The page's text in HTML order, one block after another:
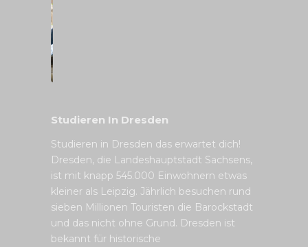
Studieren In Dresden
Studieren in Dresden das erwartet dich!
Dresden, die Landeshauptstadt Sachsens,
ist mit knapp 545.000 Einwohnern etwas
kleiner als Leipzig. Jährlich besuchen rund
sieben Millionen Touristen die Barockstadt
und das nicht ohne Grund. Dresden ist
bekannt für historische